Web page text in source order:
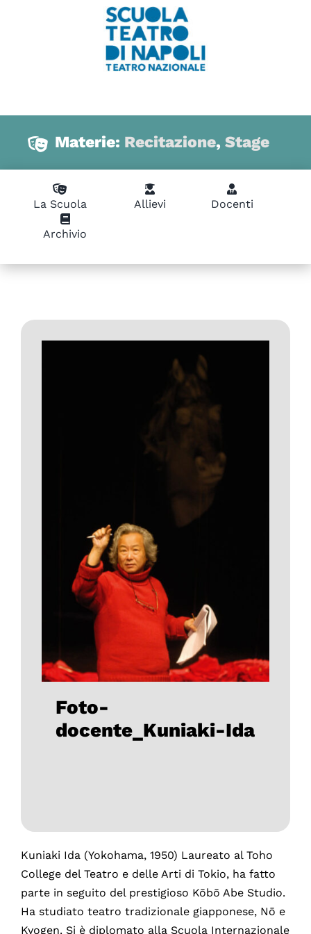
Materie: Recitazione, Stage
La Scuola Allievi Docenti
Archivio
Foto-
docente_Kuniaki-Ida
Kuniaki Ida (Yokohama, 1950) Laureato al Toho
College del Teatro e delle Arti di Tokio, ha fatto
parte in seguito del prestigioso Kōbō Abe Studio.
Ha studiato teatro tradizionale giapponese, Nō e
Kyogen. Si è diplomato alla Scuola Internazionale